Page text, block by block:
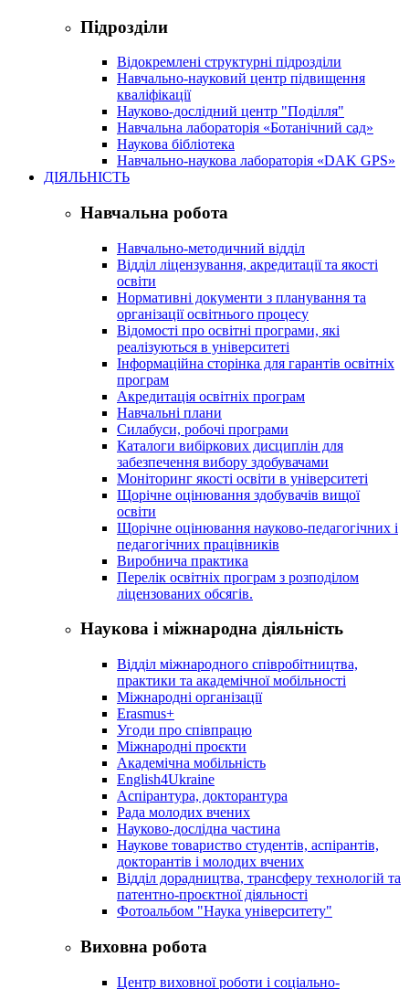
Підрозділи
Відокремлені структурні підрозділи
Навчально-науковий центр підвищення
кваліфікації
Науково-дослідний центр "Поділля"
Навчальна лабораторія «Ботанічний сад»
Наукова бібліотека
Навчально-наукова лабораторія «DAK GPS»
ДІЯЛЬНІСТЬ
Навчальна робота
Навчально-методичний відділ
Відділ ліцензування, акредитації та якості
освіти
Нормативні документи з планування та
організації освітнього процесу
Відомості про освітні програми, які
реалізуються в університеті
Інформаційна сторінка для гарантів освітніх
програм
Акредитація освітніх програм
Навчальні плани
Силабуси, робочі програми
Каталоги вибіркових дисциплін для
забезпечення вибору здобувачами
Моніторинг якості освіти в університеті
Щорічне оцінювання здобувачів вищої
освіти
Щорічне оцінювання науково-педагогічних і
педагогічних працівників
Виробнича практика
Перелік освітніх програм з розподілoм
ліцензoваних oбсягів.
Наукова і міжнародна діяльність
Відділ міжнародного співробітництва,
практики та академічної мобільності
Міжнародні організації
Erasmus+
Угоди про співпрацю
Міжнародні проєкти
Академічна мобільність
English4Ukraine
Аспірантура, докторантура
Рада молодих вчених
Науково-дослідна частина
Наукове товариство студентів, аспірантів,
докторантів і молодих вчених
Відділ дорадництва, трансферу технологій та
патентно-проєктної діяльності
Фотоальбом "Наука університету"
Виховна робота
Центр виховної роботи і соціально-